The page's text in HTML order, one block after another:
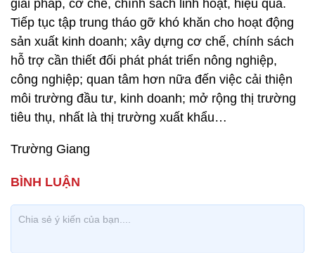
giải pháp, cơ chế, chính sách linh hoạt, hiệu quả.
Tiếp tục tập trung tháo gỡ khó khăn cho hoạt động
sản xuất kinh doanh; xây dựng cơ chế, chính sách
hỗ trợ cần thiết đối phát phát triển nông nghiệp,
công nghiệp; quan tâm hơn nữa đến việc cải thiện
môi trường đầu tư, kinh doanh; mở rộng thị trường
tiêu thụ, nhất là thị trường xuất khẩu…
Trường Giang